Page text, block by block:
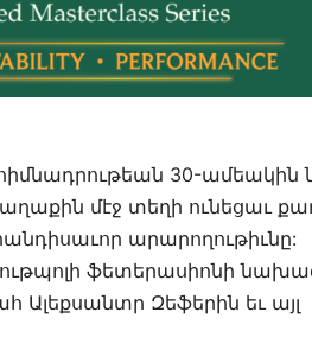
30-ամեակին
մէջ տեղի ունեցաւ
արարողութիւնը:
ֆետերասիոնի
Ալեքսանտր Զեֆերին եւ այլ